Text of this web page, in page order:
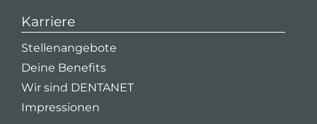
Karriere
Stellenangebote
Deine Benefits
Wir sind DENTANET
Impressionen